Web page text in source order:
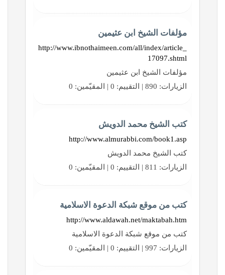
مؤلفات الشيخ ابن عثيمين
http://www.ibnothaimeen.com/all/index/article_
17097.shtml
مؤلفات الشيخ ابن عثيمين
الزيارات: 890 | التقييم: 0 | المقيّمين: 0
كتب الشيخ محمد الدويش
http://www.almurabbi.com/book1.asp
كتب الشيخ محمد الدويش
الزيارات: 811 | التقييم: 0 | المقيّمين: 0
كتب من موقع شبكة الدعوة الاسلامية
http://www.aldawah.net/maktabah.htm
كتب من موقع شبكة الدعوة الاسلامية
الزيارات: 997 | التقييم: 0 | المقيّمين: 0